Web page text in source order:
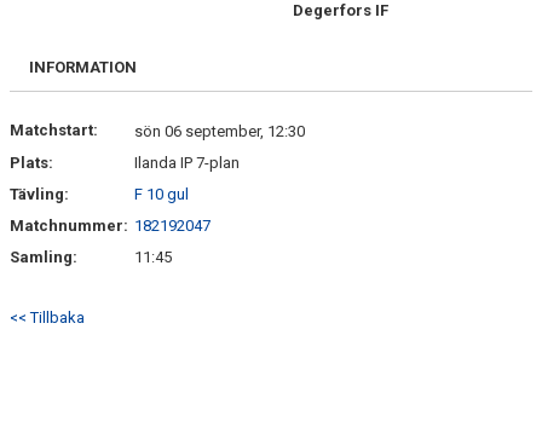
BLI MEDLEM
KONTAKTER & LAG
FÖRENINGSDOKUMENT_GAMLA
Degerfors IF
INFORMATION
Matchstart:
sön 06 september, 12:30
Plats:
Ilanda IP 7-plan
Tävling:
F 10 gul
Matchnummer: 182192047
Samling:
11:45
<< Tillbaka